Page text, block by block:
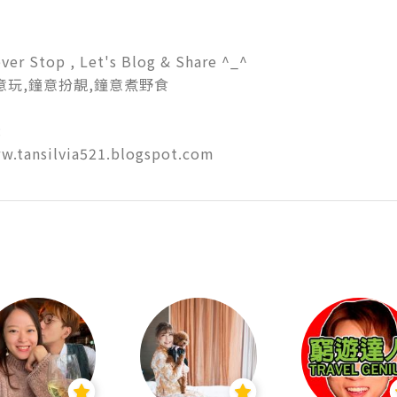
Stop , Let's Blog & Share ^_^
玩,鐘意扮靚,鐘意煮野食